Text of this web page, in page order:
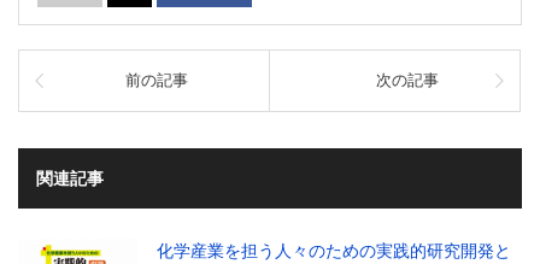
前の記事 次の記事
関連記事
化学産業を担う人々のための実践的研究開発と